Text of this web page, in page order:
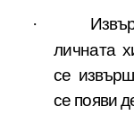
·
личната
се
се появи